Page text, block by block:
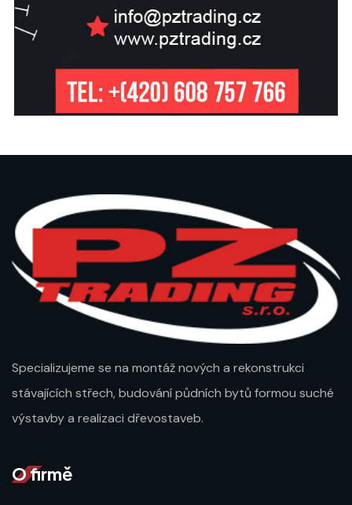
Specializujeme se na montáž nových a rekonstrukci
stávajících střech, budování půdních bytů formou suché
výstavby a realizaci dřevostaveb.
O firmě